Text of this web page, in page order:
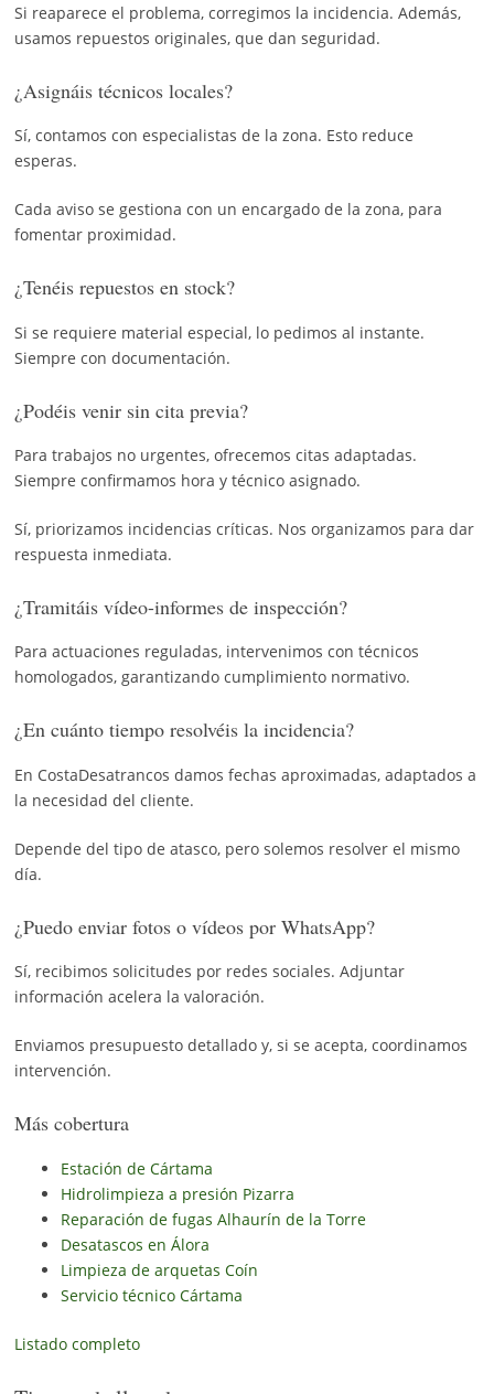
Si reaparece el problema, corregimos la incidencia. Además,
usamos repuestos originales, que dan seguridad.
¿Asignáis técnicos locales?
Sí, contamos con especialistas de la zona. Esto reduce
esperas.
Cada aviso se gestiona con un encargado de la zona, para
fomentar proximidad.
¿Tenéis repuestos en stock?
Si se requiere material especial, lo pedimos al instante.
Siempre con documentación.
¿Podéis venir sin cita previa?
Para trabajos no urgentes, ofrecemos citas adaptadas.
Siempre confirmamos hora y técnico asignado.
Sí, priorizamos incidencias críticas. Nos organizamos para dar
respuesta inmediata.
¿Tramitáis vídeo-informes de inspección?
Para actuaciones reguladas, intervenimos con técnicos
homologados, garantizando cumplimiento normativo.
¿En cuánto tiempo resolvéis la incidencia?
En CostaDesatrancos damos fechas aproximadas, adaptados a
la necesidad del cliente.
Depende del tipo de atasco, pero solemos resolver el mismo
día.
¿Puedo enviar fotos o vídeos por WhatsApp?
Sí, recibimos solicitudes por redes sociales. Adjuntar
información acelera la valoración.
Enviamos presupuesto detallado y, si se acepta, coordinamos
intervención.
Más cobertura
Estación de Cártama
Hidrolimpieza a presión Pizarra
Reparación de fugas Alhaurín de la Torre
Desatascos en Álora
Limpieza de arquetas Coín
Servicio técnico Cártama
Listado completo